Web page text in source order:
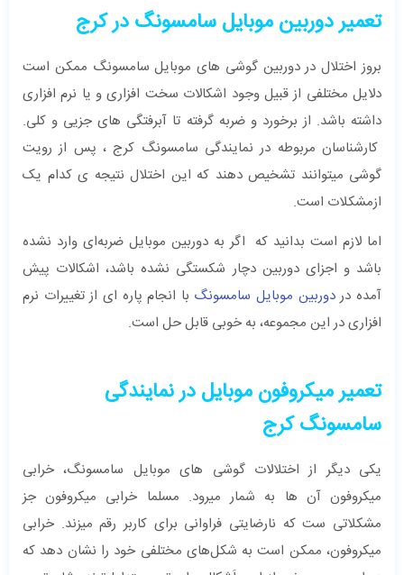
تعمیر دوربین موبایل سامسونگ در کرج
بروز اختلال در دوربین گوشی های موبایل سامسونگ ممکن است
دلایل مختلفی از قبیل وجود اشکالات سخت افزاری و یا نرم افزاری
داشته باشد. از برخورد و ضربه گرفته تا آبرفتگی های جزیی و کلی.
کارشناسان مربوطه در نمایندگی سامسونگ کرج ، پس از رویت
گوشی میتوانند تشخیص دهند که این اختلال نتیجه ی کدام یک
ازمشکلات است.
اما لازم است بدانید که اگر به دوربین موبایل ضربه‌ای وارد نشده
باشد و اجزای دوربین دچار شکستگی نشده باشد، اشکالات پیش
آمده دردوربین موبایل سامسونگ با انجام پاره ای از تغییرات نرم
افزاری در این مجموعه، به خوبی قابل حل است.
تعمیر میکروفون موبایل در نمایندگی
سامسونگ کرج
یکی دیگر از اختلالات گوشی های موبایل سامسونگ، خرابی
میکروفون آن ها به شمار میرود. مسلما خرابی میکروفون جز
مشکلاتی ست که نارضایتی فراوانی برای کاربر رقم میزند. خرابی‌
میکروفون، ممکن است به شکل‌های مختلفی خود را نشان دهد که